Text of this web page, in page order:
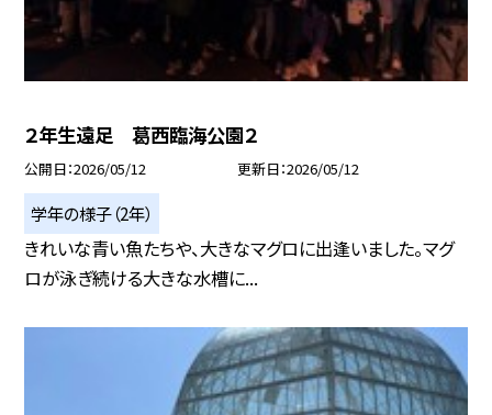
２年生遠足 葛西臨海公園２
公開日 2026/05/12 更新日 2026/05/12
学年の様子（2年）
きれいな青い魚たちや、大きなマグロに出逢いました。マグ
ロが泳ぎ続ける大きな水槽に...